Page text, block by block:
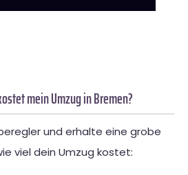
mein Umzug in Bremen?
und erhalte eine grobe
viel dein Umzug kostet: